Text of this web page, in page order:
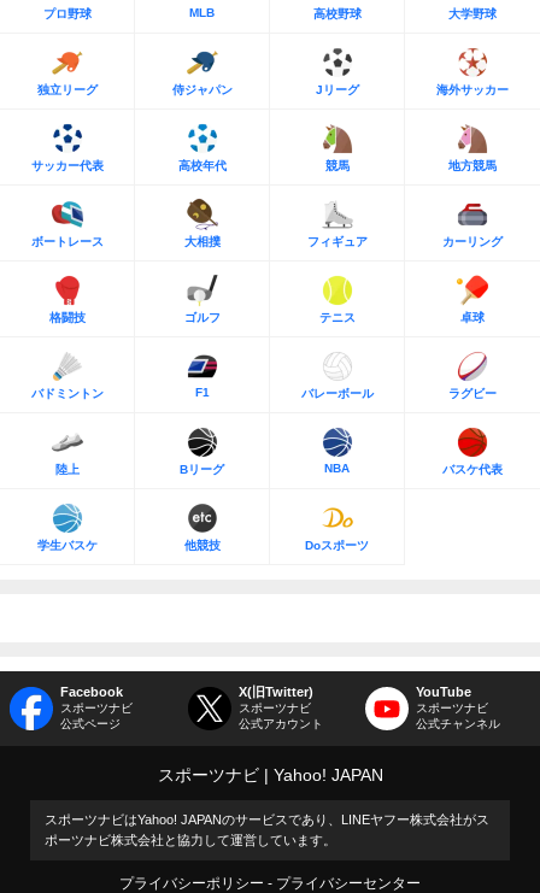
プロ野球 MLB 高校野球 大学野球
独立リーグ 侍ジャパン Jリーグ 海外サッカー
サッカー代表 高校年代 競馬 地方競馬
ボートレース 大相撲 フィギュア カーリング
格闘技 ゴルフ テニス 卓球
バドミントン F1 バレーボール ラグビー
陸上 Bリーグ NBA バスケ代表
学生バスケ 他競技 Doスポーツ
Facebook
スポーツナビ
公式ページ
X(旧Twitter)
スポーツナビ
公式アカウント
YouTube
スポーツナビ
公式チャンネル
スポーツナビ Yahoo! JAPAN
スポーツナビはYahoo! JAPANのサービスであり、LINEヤフー株式会社がス
ポーツナビ株式会社と協力して運営しています。
プライバシーポリシー プライバシーセンター